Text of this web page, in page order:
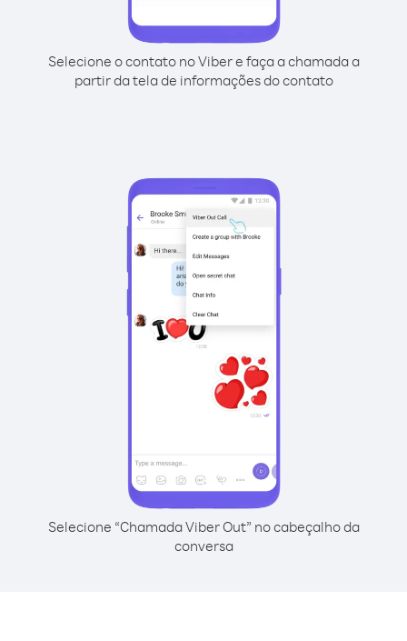
Selecione o contato no Viber e faça a chamada a
partir da tela de informações do contato
Selecione “Chamada Viber Out” no cabeçalho da
conversa